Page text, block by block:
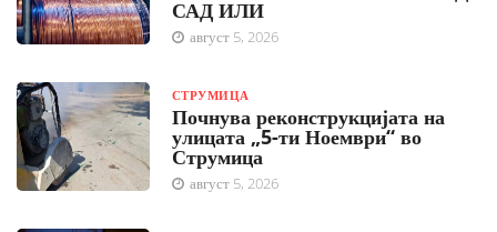
САД ИЛИ
август 5, 2026
СТРУМИЦА
Почнува реконструкцијата на
улицата „5-ти Ноември“ во
Струмица
август 5, 2026